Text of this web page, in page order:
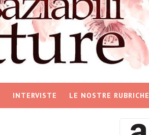
INTERVISTE LE NOSTRE RUBRICHE